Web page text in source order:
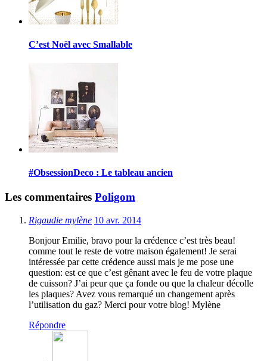
C’est Noël avec Smallable
#ObsessionDeco : Le tableau ancien
Les commentaires Poligom
Rigaudie mylène 10 avr. 2014
Bonjour Emilie, bravo pour la crédence c’est très beau!
comme tout le reste de votre maison également! Je serai
intéressée par cette crédence aussi mais je me pose une
question: est ce que c’est gênant avec le feu de votre plaque
de cuisson? J’ai peur que ça fonde ou que la chaleur décolle
les plaques? Avez vous remarqué un changement après
l’utilisation du gaz? Merci pour votre blog! Mylène
Répondre